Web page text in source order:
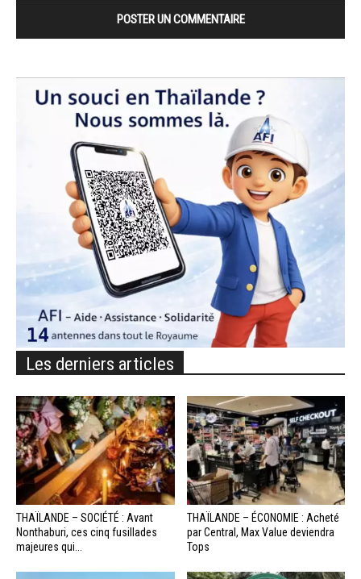
Les derniers articles
THAÏLANDE – SOCIÉTÉ : Avant
Nonthaburi, ces cinq fusillades
majeures qui...
THAÏLANDE – ÉCONOMIE : Acheté
par Central, Max Value deviendra
Tops